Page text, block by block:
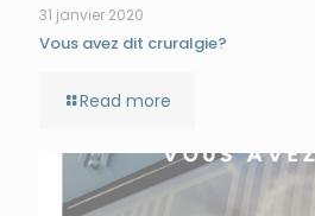
31 janvier 2020
Vous avez dit cruralgie?
Read more